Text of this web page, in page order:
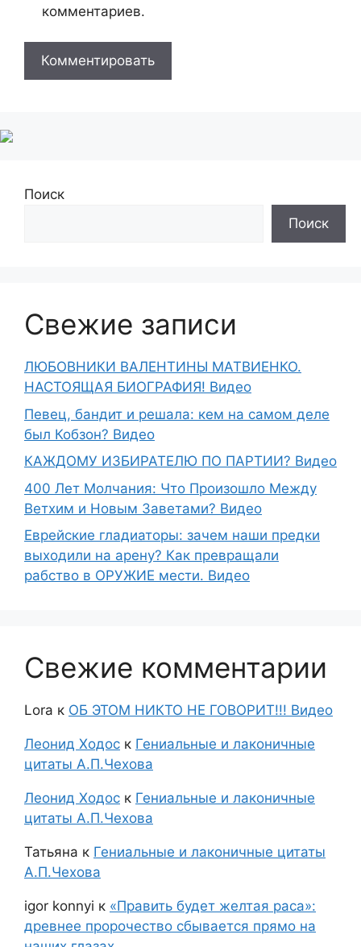
комментариев.
Поиск
Поиск
Свежие записи
ЛЮБОВНИКИ ВАЛЕНТИНЫ МАТВИЕНКО.
НАСТОЯЩАЯ БИОГРАФИЯ! Видео
Певец, бандит и решала: кем на самом деле
был Кобзон? Видео
КАЖДОМУ ИЗБИРАТЕЛЮ ПО ПАРТИИ? Видео
400 Лет Молчания: Что Произошло Между
Ветхим и Новым Заветами? Видео
Еврейские гладиаторы: зачем наши предки
выходили на арену? Как превращали
рабство в ОРУЖИЕ мести. Видео
Свежие комментарии
Lora к ОБ ЭТОМ НИКТО НЕ ГОВОРИТ!!! Видео
Леонид Ходос к Гениальные и лаконичные
цитаты А.П.Чехова
Леонид Ходос к Гениальные и лаконичные
цитаты А.П.Чехова
Татьяна к Гениальные и лаконичные цитаты
А.П.Чехова
igor konnyi к «Править будет желтая раса»:
древнее пророчество сбывается прямо на